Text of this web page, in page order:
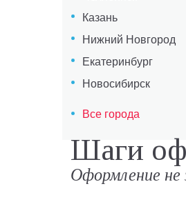
Казань
Нижний Новгород
Екатеринбург
Новосибирск
Все города
Шаги
Оформление не